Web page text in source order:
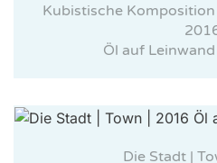
Kubistische
Öl auf
Die Stadt |